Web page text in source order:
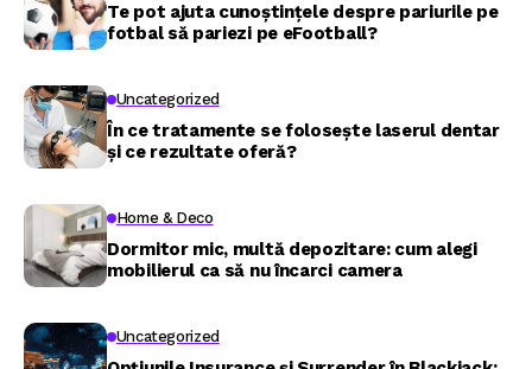
Te pot ajuta cunoștințele despre pariurile pe
fotbal să pariezi pe eFootball?
Uncategorized
În ce tratamente se folosește laserul dentar
și ce rezultate oferă?
Home & Deco
Dormitor mic, multă depozitare: cum alegi
mobilierul ca să nu încarci camera
Uncategorized